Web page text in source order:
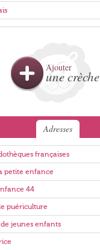
Ajouter
une crèche
Adresses
françaises
petite enfance
44
puériculture
jeunes enfants